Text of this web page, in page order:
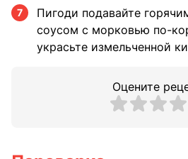
7
Пигоди подавайте
соусом с морковью по-
украсьте измельченной
Оцените